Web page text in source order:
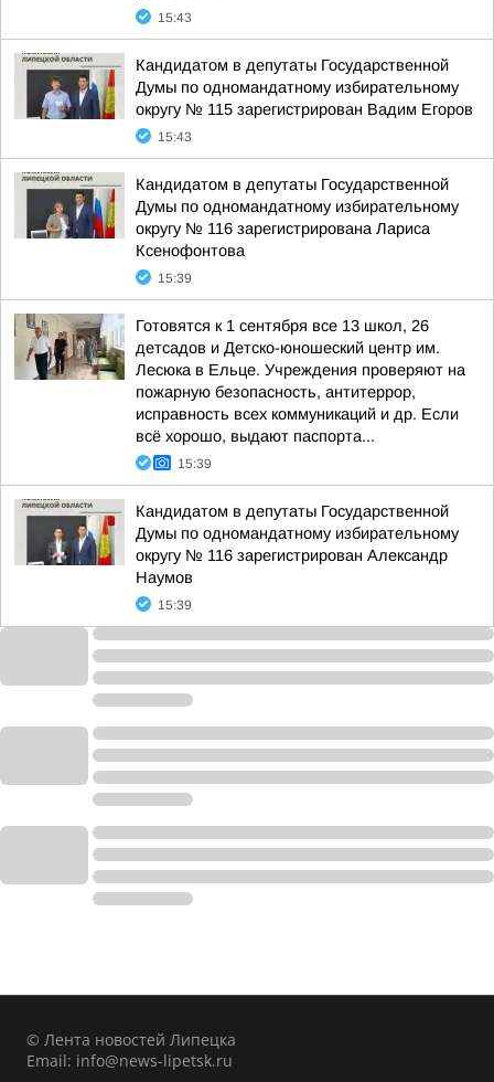
15:43
Кандидатом в депутаты Государственной
Думы по одномандатному избирательному
округу № 115 зарегистрирован Вадим Егоров
15:43
Кандидатом в депутаты Государственной
Думы по одномандатному избирательному
округу № 116 зарегистрирована Лариса
Ксенофонтова
15:39
Готовятся к 1 сентября все 13 школ, 26
детсадов и Детско-юношеский центр им.
Лесюка в Ельце. Учреждения проверяют на
пожарную безопасность, антитеррор,
исправность всех коммуникаций и др. Если
всё хорошо, выдают паспорта...
15:39
Кандидатом в депутаты Государственной
Думы по одномандатному избирательному
округу № 116 зарегистрирован Александр
Наумов
15:39
© Лента новостей Липецка
Email: info@news-lipetsk.ru